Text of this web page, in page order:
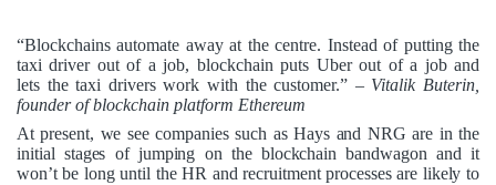
“Blockchains automate away at the centre. Instead of putting the
taxi driver out of a job, blockchain puts Uber out of a job and
lets the taxi drivers work with the customer.” – Vitalik Buterin,
founder of blockchain platform Ethereum
At present, we see companies such asHaysand NRG are in the
initial stages of jumping on the blockchain bandwagon and it
won’t be long until the HR and recruitment processes are likely to